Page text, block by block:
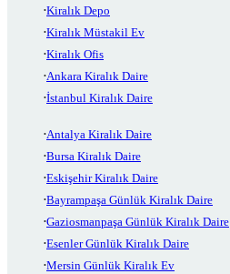
Kiralık Depo
Kiralık Müstakil Ev
Kiralık Ofis
Ankara Kiralık Daire
İstanbul Kiralık Daire
Antalya Kiralık Daire
Bursa Kiralık Daire
Eskişehir Kiralık Daire
Bayrampaşa Günlük Kiralık Daire
Gaziosmanpaşa Günlük Kiralık Daire
Esenler Günlük Kiralık Daire
Mersin Günlük Kiralık Ev